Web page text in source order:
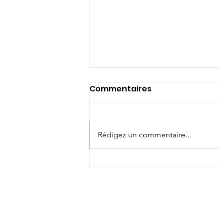
La Maison de l'Espoir a vu
Commentaires
Rédigez un commentaire...